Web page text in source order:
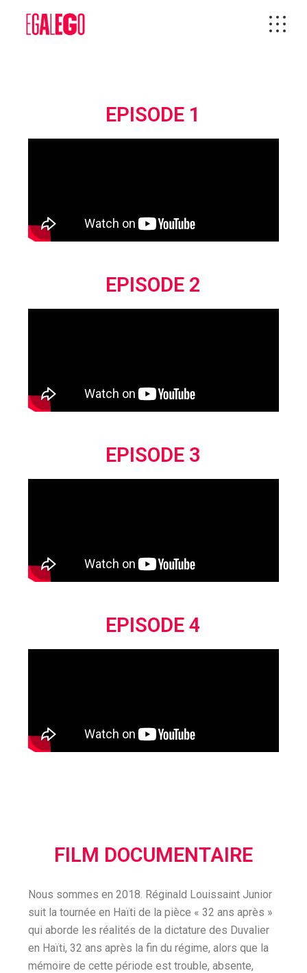
EPISODE 1
EPISODE 2
EPISODE 3
EPISODE 4
FILM DOCUMENTAIRE
Nous sommes en 2018. Réginald Louissaint Junior
suit la tournée en Haïti de la pièce « 32 ans après »
qui aborde les réalités de la dictature des Duvalier
en Haïti, 32 ans après la fin du régime, alors que la
mémoire de cette période est trouble, absente,